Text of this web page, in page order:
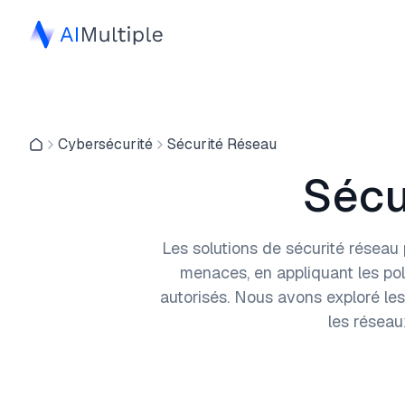
Cybersécurité Sécurité Réseau
Les solutions de sécurité
menaces, en appliquant les
autorisés. Nous avons exploré
les